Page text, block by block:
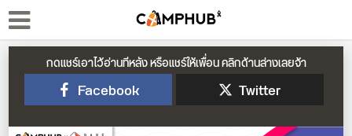
กดแชร์เอาไว้อ่านทีหลัง หรือแชร์ให้เพื่อน คลิกด้านล่างเลยจ้า
Facebook Twitter